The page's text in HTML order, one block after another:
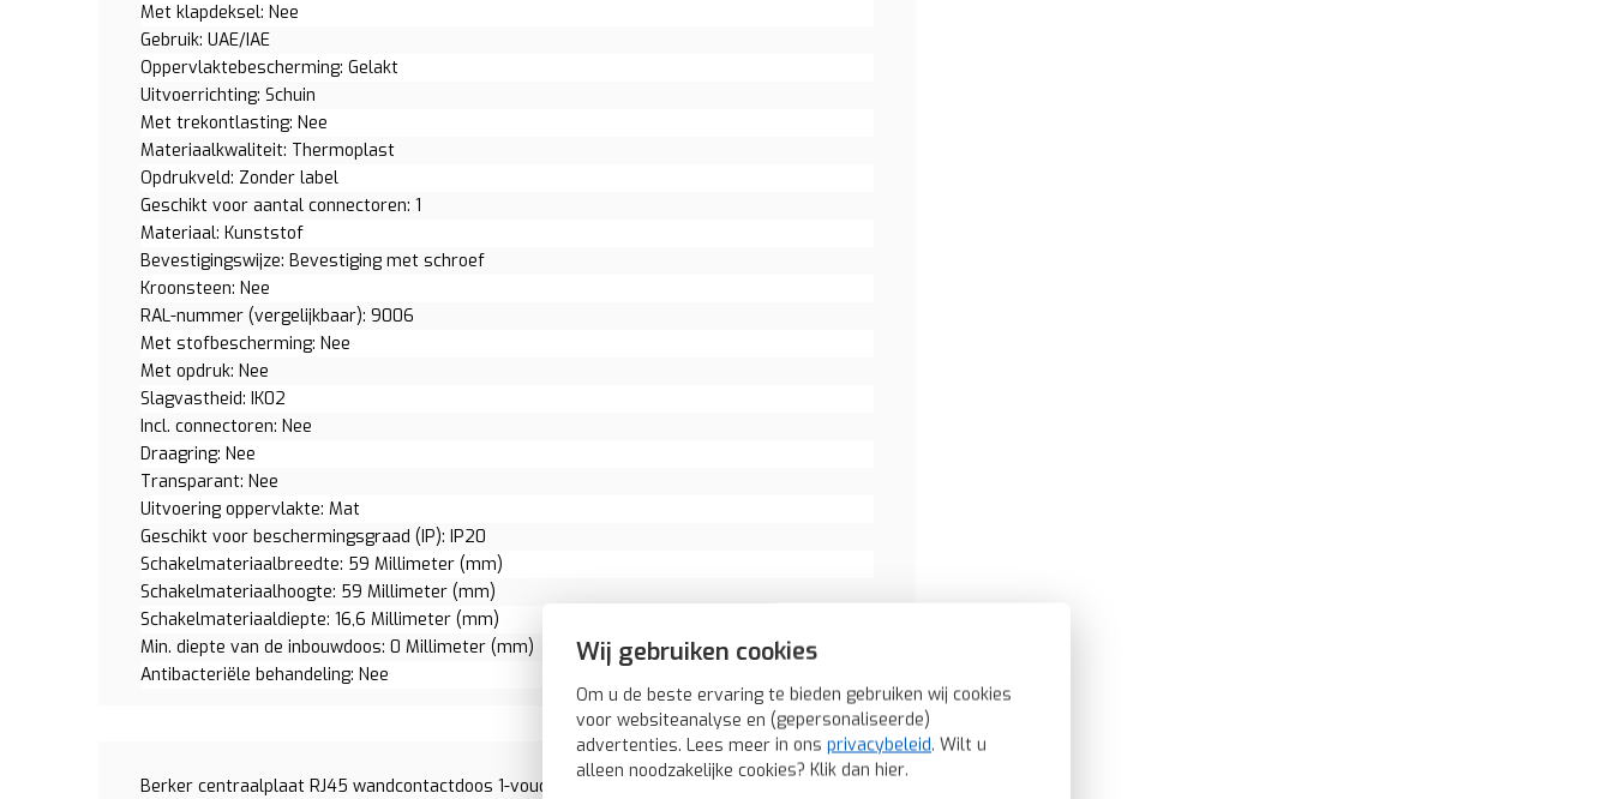
Wij gebruiken cookies
Om u de beste ervaring te bieden gebruiken wij cookies
voor websiteanalyse en (gepersonaliseerde)
advertenties. Lees meer in ons privacybeleid. Wilt u
alleen noodzakelijke cookies? Klik dan hier.
Met klapdeksel: Nee
Gebruik: UAE/IAE
Oppervlaktebescherming: Gelakt
Uitvoerrichting: Schuin
Met trekontlasting: Nee
Materiaalkwaliteit: Thermoplast
Opdrukveld: Zonder label
Geschikt voor aantal connectoren: 1
Materiaal: Kunststof
Bevestigingswijze: Bevestiging met schroef
Kroonsteen: Nee
RAL-nummer (vergelijkbaar): 9006
Met stofbescherming: Nee
Met opdruk: Nee
Slagvastheid: IK02
Incl. connectoren: Nee
Draagring: Nee
Transparant: Nee
Uitvoering oppervlakte: Mat
Geschikt voor beschermingsgraad (IP): IP20
Schakelmateriaalbreedte: 59 Millimeter (mm)
Schakelmateriaalhoogte: 59 Millimeter (mm)
Schakelmateriaaldiepte: 16,6 Millimeter (mm)
Min. diepte van de inbouwdoos: 0 Millimeter (mm)
Antibacteriële behandeling: Nee
Berker centraalplaat RJ45 wandcontactdoos 1-voudig Q1/Q3/Q7 aluminium (14076084)